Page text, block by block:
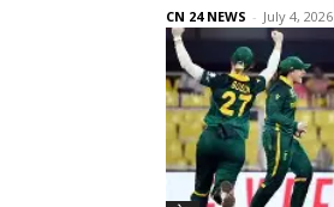
CN 24 NEWS - July 4,